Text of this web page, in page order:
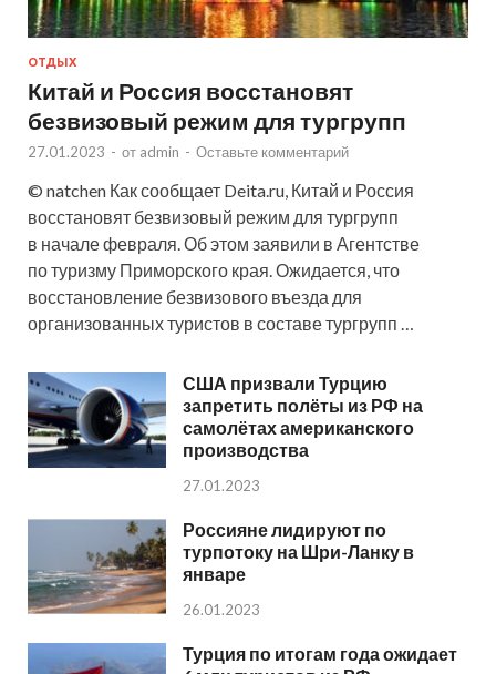
ОТДЫХ
Китай и Россия восстановят
безвизовый режим для тургрупп
27.01.2023 - от admin - Оставьте комментарий
© natchen Как сообщает Deita.ru, Китай и Россия
восстановят безвизовый режим для тургрупп
в начале февраля. Об этом заявили в Агентстве
по туризму Приморского края. Ожидается, что
восстановление безвизового въезда для
организованных туристов в составе тургрупп …
США призвали Турцию
запретить полёты из РФ на
самолётах американского
производства
27.01.2023
Россияне лидируют по
турпотоку на Шри-Ланку в
январе
26.01.2023
Турция по итогам года ожидает